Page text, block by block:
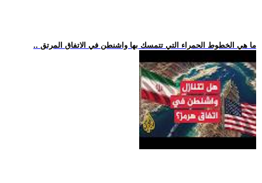
.. ما هي الخطوط الحمراء التي تتمسك بها واشنطن في الاتفاق المرتق